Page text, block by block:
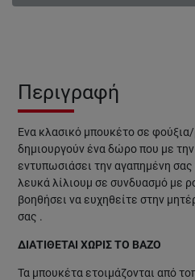
Περιγραφή
Ένα κλασικό μπουκέτο σε
δημιουργούν ένα δώρο που με
εντυπωσιάσει την αγαπημένη
λευκά λίλιουμ σε συνδυασμό με
βοηθήσει να ευχηθείτε στην
σας .
ΔΙΑΤΙΘΕΤΑΙ ΧΩΡΙΣ ΤΟ ΒΑΖΟ
Τα μπουκέτα ετοιμάζονται από